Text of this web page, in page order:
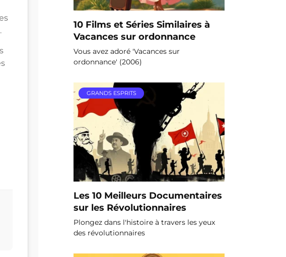
10 Films et Séries Similaires à
Vacances sur ordonnance
Vous avez adoré 'Vacances sur
ordonnance' (2006)
GRANDS ESPRITS
Les 10 Meilleurs Documentaires
sur les Révolutionnaires
Plongez dans l'histoire à travers les yeux
des révolutionnaires